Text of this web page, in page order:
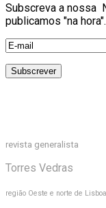
Subscreva a nossa
publicamos "na
revista generalista
Torres Vedras
região Oeste e norte de Lisboa